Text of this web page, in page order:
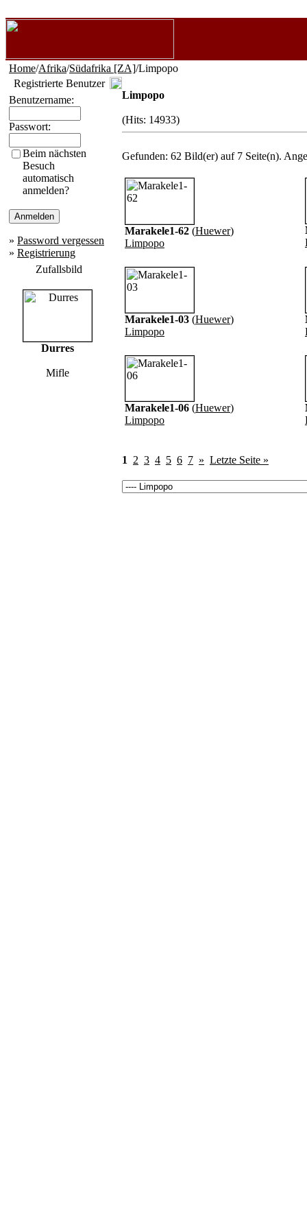
Home/Afrika/Südafrika [ZA]/Limpopo
Registrierte Benutzer
Benutzername:
Passwort:
Beim nächsten
Besuch
automatisch
anmelden?
» Password vergessen
» Registrierung
Zufallsbild
Durres
Mifle
Limpopo
(Hits: 14933)
Gefunden: 62 Bild(er) auf 7 Seite(n).
Marakele1-62 (Huewer)
Limpopo
Marakele1-03 (Huewer)
Limpopo
Marakele1-06 (Huewer)
Limpopo
1 2 3 4 5 6 7 » Letzte Seite »